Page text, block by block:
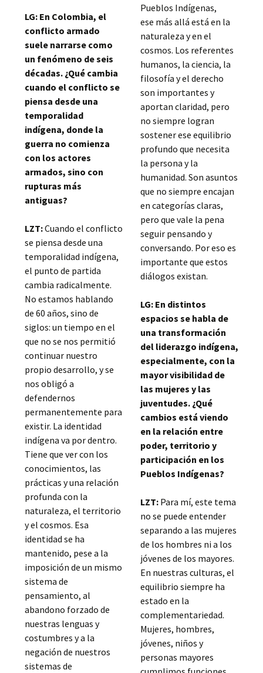
LG: En Colombia, el
conflicto armado
suele narrarse como
un fenómeno de seis
décadas. ¿Qué cambia
cuando el conflicto se
piensa desde una
temporalidad
indígena, donde la
guerra no comienza
con los actores
armados, sino con
rupturas más
antiguas?
LZT:Cuando el conflicto
se piensa desde una
temporalidad indígena,
el punto de partida
cambia radicalmente.
No estamos hablando
de 60 años, sino de
siglos: un tiempo en el
que no se nos permitió
continuar nuestro
propio desarrollo, y se
nos obligó a
defendernos
permanentemente para
existir. La identidad
indígena va por dentro.
Tiene que ver con los
conocimientos, las
prácticas y una relación
profunda con la
naturaleza, el territorio
y el cosmos. Esa
identidad se ha
mantenido, pese a la
imposición de un mismo
sistema de
pensamiento, al
abandono forzado de
nuestras lenguas y
costumbres y a la
negación de nuestros
sistemas de
Pueblos Indígenas,
ese más allá está en la
naturaleza y en el
cosmos. Los referentes
humanos, la ciencia, la
filosofía y el derecho
son importantes y
aportan claridad, pero
no siempre logran
sostener ese equilibrio
profundo que necesita
la persona y la
humanidad. Son asuntos
que no siempre encajan
en categorías claras,
pero que vale la pena
seguir pensando y
conversando. Por eso es
importante que estos
diálogos existan.
LG: En distintos
espacios se habla de
una transformación
del liderazgo indígena,
especialmente, con la
mayor visibilidad de
las mujeres y las
juventudes. ¿Qué
cambios está viendo
en la relación entre
poder, territorio y
participación en los
Pueblos Indígenas?
LZT:Para mí, este tema
no se puede entender
separando a las mujeres
de los hombres ni a los
jóvenes de los mayores.
En nuestras culturas, el
equilibrio siempre ha
estado en la
complementariedad.
Mujeres, hombres,
jóvenes, niños y
personas mayores